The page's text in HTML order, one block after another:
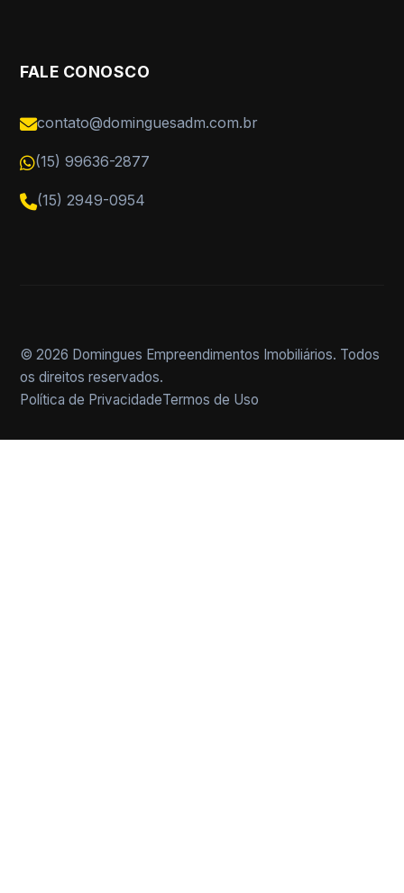
FALE CONOSCO
contato@dominguesadm.com.br
(15) 99636-2877
(15) 2949-0954
© 2026 Domingues Empreendimentos Imobiliários. Todos
os direitos reservados.
Política de PrivacidadeTermos de Uso